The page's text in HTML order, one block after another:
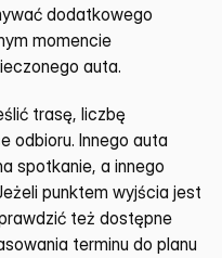
dodatkowego
momencie
auta.
trasę, liczbę
odbioru. Innego auta
spotkanie, a innego
też dostępne
terminu do planu